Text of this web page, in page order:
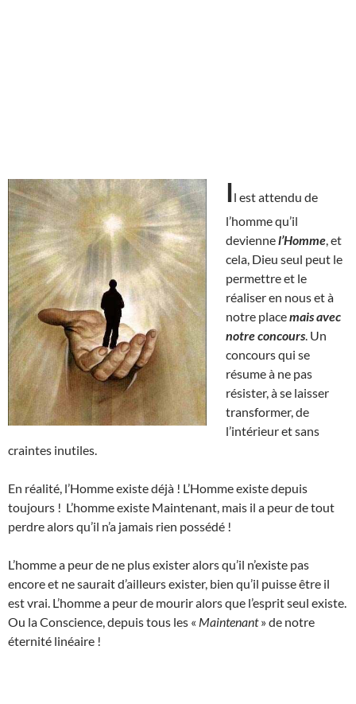
Il est attendu de
l’homme qu’il
deviennel’Homme , et
cela, Dieu seul peut le
permettre et le
réaliser en nous et à
notre placemais avec
notre concours . Un
concours qui se
résume à ne pas
résister, à se laisser
transformer, de
l’intérieur et sans
craintes inutiles.
En réalité, l’Homme existe déjà ! L’Homme existe depuis
toujours ! L’homme existe Maintenant, mais il a peur de tout
perdre alors qu’il n’a jamais rien possédé !
L’homme a peur de ne plus exister alors qu’il n’existe pas
encore et ne saurait d’ailleurs exister, bien qu’il puisse être il
est vrai. L’homme a peur de mourir alors que l’esprit seul existe.
Ou la Conscience, depuis tous les « Maintenant» de notre
éternité linéaire !